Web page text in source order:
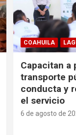
COAHUILA
Capacitan a
transporte
conducta y
el servicio
6 de agosto de